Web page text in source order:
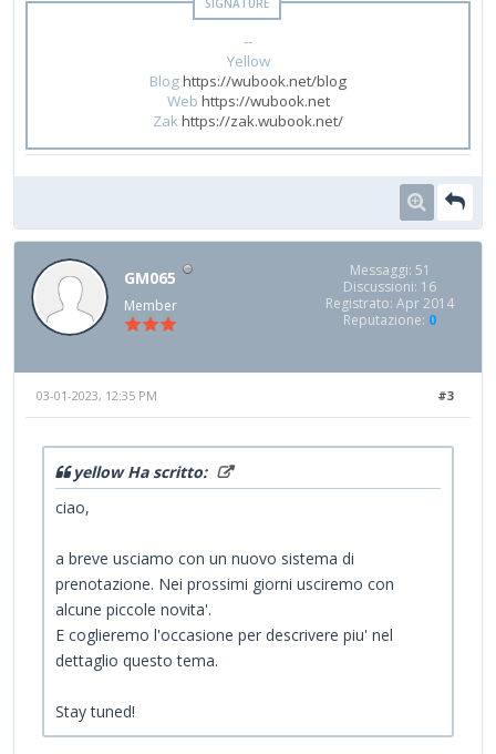
--
Yellow
Bloghttps://wubook.net/blog
Web https://wubook.net
Zakhttps://zak.wubook.net/
GM065
Member
Messaggi: 51
Discussioni: 16
Registrato: Apr 2014
Reputazione: 0
#3
03-01-2023, 12:35 PM
yellow Ha scritto:
ciao,
a breve usciamo con un nuovo sistema di
prenotazione. Nei prossimi giorni usciremo con
alcune piccole novita'.
E coglieremo l'occasione per descrivere piu' nel
dettaglio questo tema.
Stay tuned!